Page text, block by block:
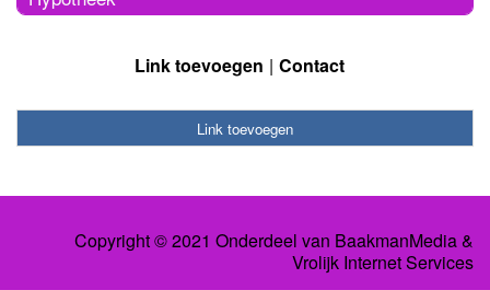
Link toevoegen Contact
Link toevoegen
Copyright © 2021 Onderdeel van BaakmanMedia&
Vrolijk Internet Services